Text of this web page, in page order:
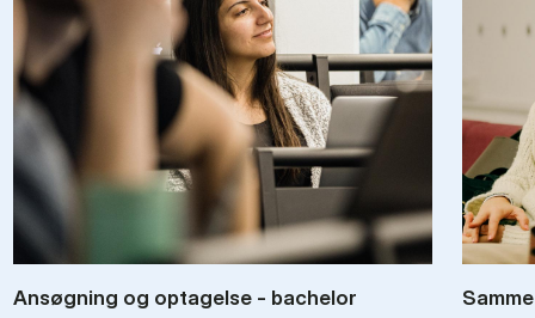
An­søg­ning og op­ta­gel­se - ba­chel­or